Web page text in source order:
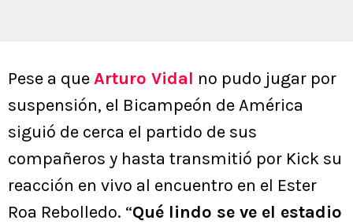
Pese a queArturo Vidal no pudo jugar por
suspensión, el Bicampeón de América
siguió de cerca el partido de sus
compañeros y hasta transmitió por Kick su
reacción en vivo al encuentro en el Ester
Roa Rebolledo. “Qué lindo se ve el estadio